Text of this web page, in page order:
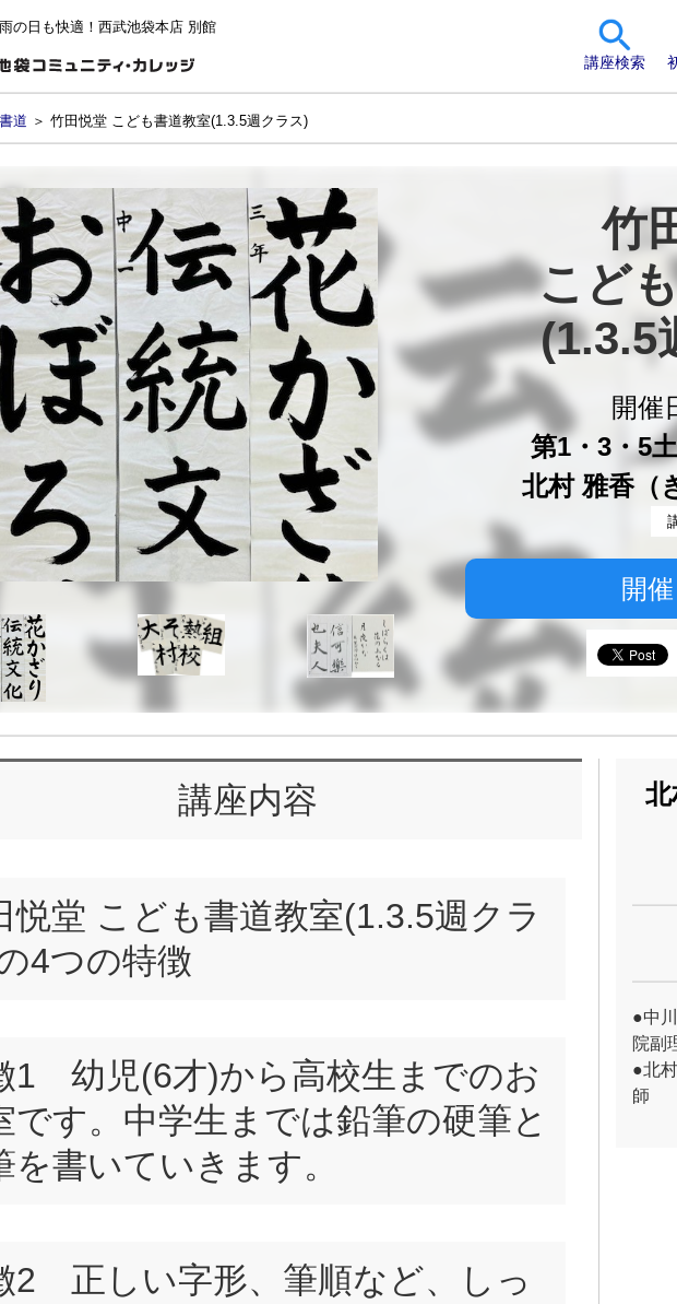
の日も快適！西武池袋本店 別館
講座検索
道 ＞ 竹田悦堂 こども書道教室(1.3.5週クラス)
竹
こど
(1.3.5
開催
第1・3・5
北村 雅香（
開
講座内容
悦堂 こども書道教室(1.3.5週クラ
4つの特徴
1 幼児(6才)から高校生までのお
です。中学生までは鉛筆の硬筆と
を書いていきます。
2 正しい字形、筆順など、しっ
●中
院副
●北
師